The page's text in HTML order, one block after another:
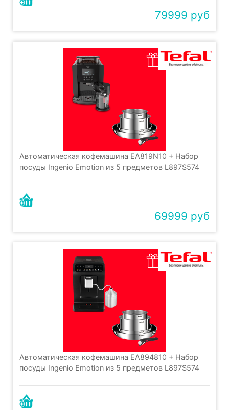
79999 руб
Автоматическая кофемашина EA819N10 + Набор
посуды Ingenio Emotion из 5 предметов L897S574
69999 руб
Автоматическая кофемашина EA894810 + Набор
посуды Ingenio Emotion из 5 предметов L897S574